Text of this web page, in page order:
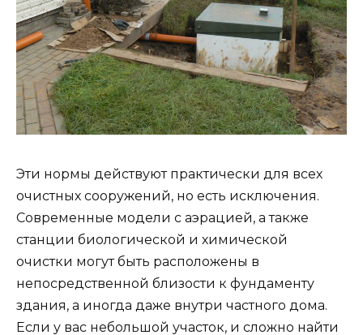
Эти нормы действуют практически для всех
очистных сооружений, но есть исключения.
Современные модели с аэрацией, а также
станции биологической и химической
очистки могут быть расположены в
непосредственной близости к фундаменту
здания, а иногда даже внутри частного дома.
Если у вас небольшой участок, и сложно найти